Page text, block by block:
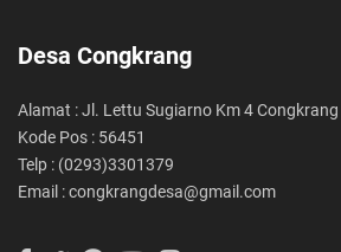
Desa Congkrang
Alamat : Jl. Lettu Sugiarno Km 4
Kode Pos : 56451
Telp : (0293)3301379
Email : congkrangdesa@gmail.com